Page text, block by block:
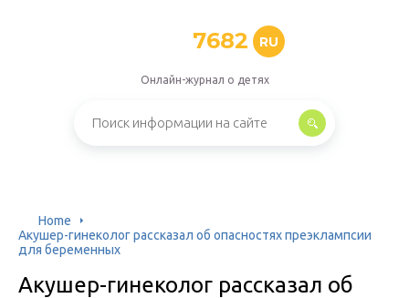
7682 RU
Онлайн-журнал о детях
Home
Акушер-гинеколог рассказал об опасностях преэклампсии
для беременных
Акушер-гинеколог рассказал об